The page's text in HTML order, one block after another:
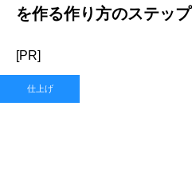
を作る作り方のステップ
[PR]
仕上げ